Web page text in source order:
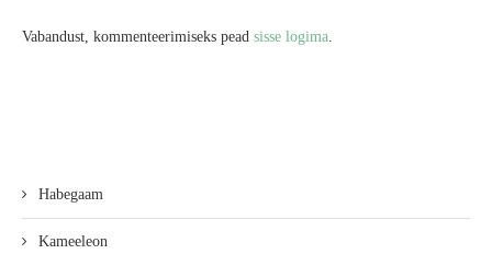
Vabandust, kommenteerimiseks pead sisse logima.
Habegaam
Kameeleon